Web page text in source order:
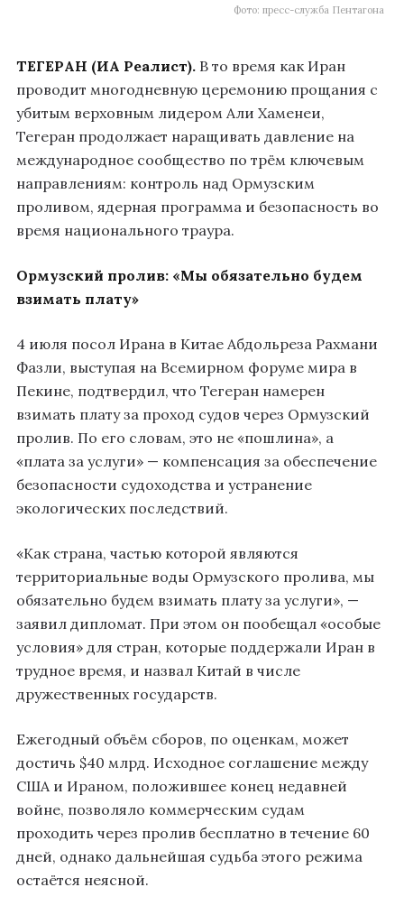
Фото: пресс-служба Пентагона
ТЕГЕРАН (ИА Реалист). В то время как Иран
проводит многодневную церемонию прощания с
убитым верховным лидером Али Хаменеи,
Тегеран продолжает наращивать давление на
международное сообщество по трём ключевым
направлениям: контроль над Ормузским
проливом, ядерная программа и безопасность во
время национального траура.
Ормузский пролив: «Мы обязательно будем
взимать плату»
4 июля посол Ирана в Китае Абдольреза Рахмани
Фазли, выступая на Всемирном форуме мира в
Пекине, подтвердил, что Тегеран намерен
взимать плату за проход судов через Ормузский
пролив. По его словам, это не «пошлина», а
«плата за услуги» — компенсация за обеспечение
безопасности судоходства и устранение
экологических последствий.
«Как страна, частью которой являются
территориальные воды Ормузского пролива, мы
обязательно будем взимать плату за услуги», —
заявил дипломат. При этом он пообещал «особые
условия» для стран, которые поддержали Иран в
трудное время, и назвал Китай в числе
дружественных государств.
Ежегодный объём сборов, по оценкам, может
достичь $40 млрд. Исходное соглашение между
США и Ираном, положившее конец недавней
войне, позволяло коммерческим судам
проходить через пролив бесплатно в течение 60
дней, однако дальнейшая судьба этого режима
остаётся неясной.